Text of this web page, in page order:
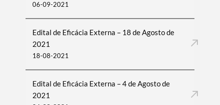
06-09-2021
Edital de Eficácia Externa – 18 de Agosto de
2021
18-08-2021
Edital de Eficácia Externa – 4 de Agosto de
2021